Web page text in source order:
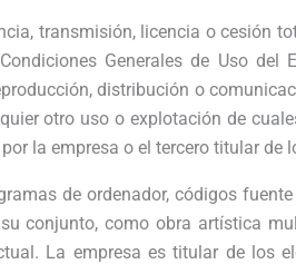
transmisión, licencia o cesión
Generales de Uso del
distribución o
otro uso o explotación de
la empresa o el tercero titular de
de ordenador, códigos
conjunto, como obra artística
La empresa es titular de los